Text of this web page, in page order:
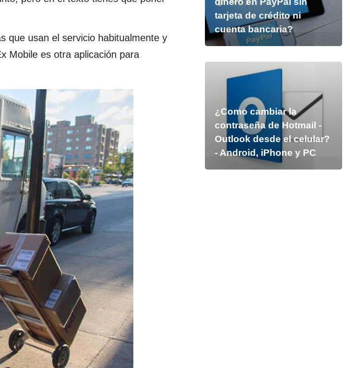
que usan el servicio habitualmente y
Mobile es otra aplicación para
tarjeta de crédito ni
cuenta bancaria?
¿Como cambiar la
contraseña de Hotmail -
Outlook desde el celular?
- Android, iPhone y PC